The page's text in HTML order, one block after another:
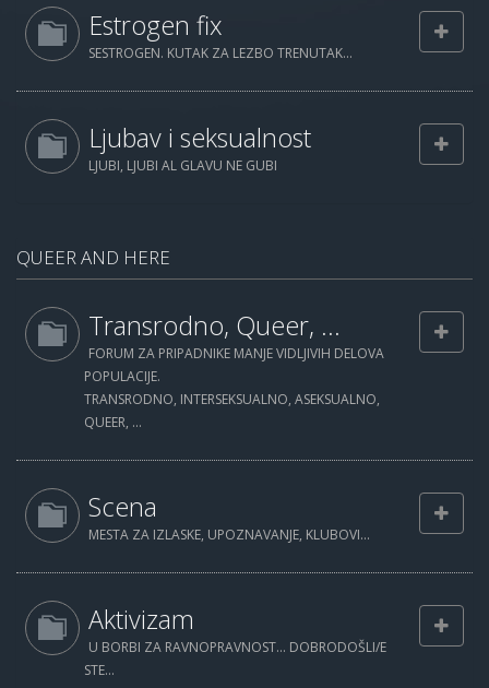
Estrogen fix
SESTROGEN. KUTAK ZA LEZBO TRENUTAK...
Ljubav i seksualnost
LJUBI, LJUBI AL GLAVU NE GUBI
QUEER AND HERE
Transrodno, Queer, ...
FORUM ZA PRIPADNIKE MANJE VIDLJIVIH DELOVA
POPULACIJE.
TRANSRODNO, INTERSEKSUALNO, ASEKSUALNO,
QUEER, ...
Scena
MESTA ZA IZLASKE, UPOZNAVANJE, KLUBOVI...
Aktivizam
U BORBI ZA RAVNOPRAVNOST... DOBRODOŠLI/E
STE...